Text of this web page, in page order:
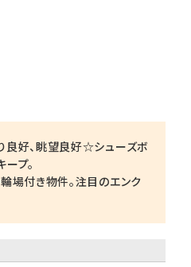
良好、眺望良好☆シューズボ
プ。
場付き物件。注目のエンク